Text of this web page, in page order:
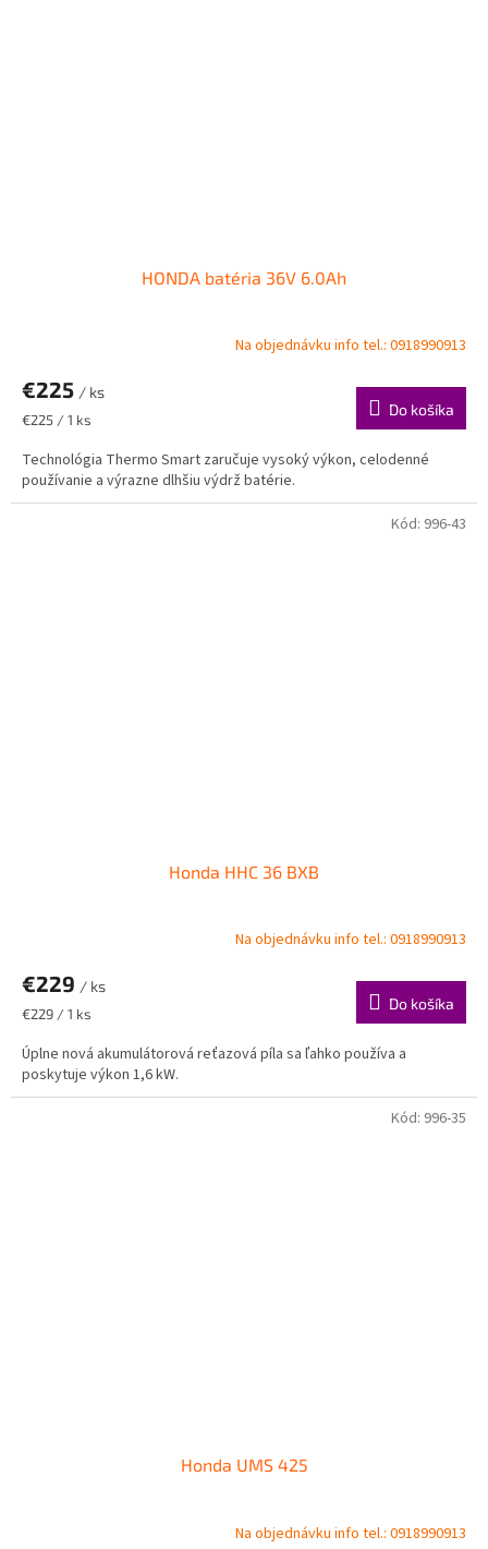
HONDA batéria 36V 6.0Ah
Na objednávku info tel.: 0918990913
€225 / ks
Jednotková
€225 / 1 ks
Do košíka
Technológia Thermo Smart zaručuje vysoký výkon, celodenné
používanie a výrazne dlhšiu výdrž batérie.
Honda HHC 36 BXB
Na objednávku info tel.: 0918990913
€229 / ks
Jednotková
€229 / 1 ks
Do košíka
Úplne nová akumulátorová reťazová píla sa ľahko používa a
poskytuje výkon 1,6 kW.
Kód: 996-43
Honda UMS 425
Na objednávku info tel.: 0918990913
Kód: 996-35